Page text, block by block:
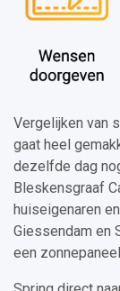
Vergelijken van
gaat heel
dezelfde dag
Bleskensgraaf
huiseigenaren
Giessendam en
een